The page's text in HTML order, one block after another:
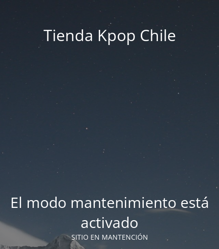
Tienda Kpop Chile
El modo mantenimiento está
activado
SITIO EN MANTENCIÓN